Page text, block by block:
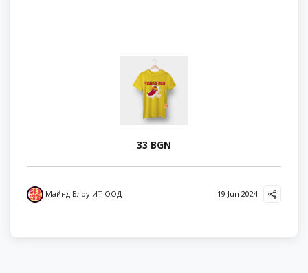
33 BGN
Майнд Блоу ИТ ООД 19 Jun 2024